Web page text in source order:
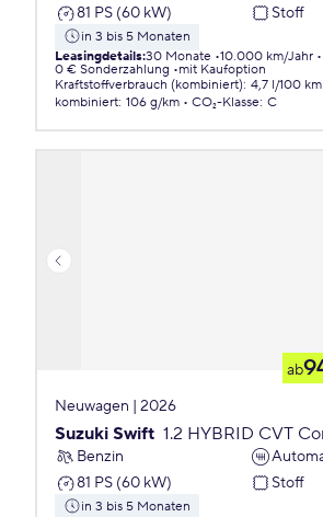
81 PS (60 kW)
Stoff
in 3 bis 5 Monaten
Leasingdetails:30 Monate 10.000 km/Jahr
0 € Sonderzahlung
mit Kaufoption
Kraftstoffverbrauch (kombiniert): 4,7 l/100 km
kombiniert: 106 g/km CO₂-Klasse: C
ab
Neuwagen | 2026
Suzuki Swift 1.2 HYBRID CVT
Benzin
81 PS (60 kW)
Stoff
in 3 bis 5 Monaten